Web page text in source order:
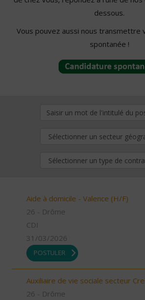
dessous.
Vous pouvez aussi nous transmettre
spontanée !
Aide à domicile - Valence (H/F)
26 - Drôme
CDI
31/03/2026
POSTULER
Auxiliaire de vie sociale secteur
26 - Drôme